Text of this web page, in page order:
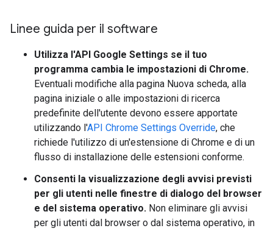
Linee guida per il software
Utilizza l'API Google Settings se il tuo
programma cambia le impostazioni di Chrome.
Eventuali modifiche alla pagina Nuova scheda, alla
pagina iniziale o alle impostazioni di ricerca
predefinite dell'utente devono essere apportate
utilizzando l'API Chrome Settings Override, che
richiede l'utilizzo di un'estensione di Chrome e di un
flusso di installazione delle estensioni conforme.
Consenti la visualizzazione degli avvisi previsti
per gli utenti nelle finestre di dialogo del browser
e del sistema operativo. Non eliminare gli avvisi
per gli utenti dal browser o dal sistema operativo, in